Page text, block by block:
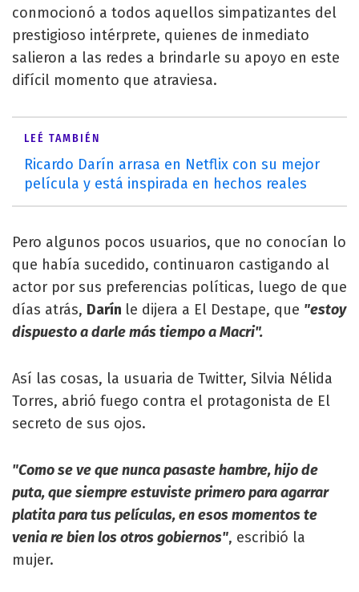
conmocionó a todos aquellos simpatizantes del
prestigioso intérprete, quienes de inmediato
salieron a las redes a brindarle su apoyo en este
difícil momento que atraviesa.
LEÉ TAMBIÉN
Ricardo Darín arrasa en Netflix con su mejor
película y está inspirada en hechos reales
Pero algunos pocos usuarios, que no conocían lo
que había sucedido, continuaron castigando al
actor por sus preferencias políticas, luego de que
días atrás, Darín le dijera a El Destape, que "estoy
dispuesto a darle más tiempo a Macri".
Así las cosas, la usuaria de Twitter, Silvia Nélida
Torres, abrió fuego contra el protagonista de El
secreto de sus ojos.
"Como se ve que nunca pasaste hambre, hijo de
puta, que siempre estuviste primero para agarrar
platita para tus películas, en esos momentos te
venia re bien los otros gobiernos", escribió la
mujer.